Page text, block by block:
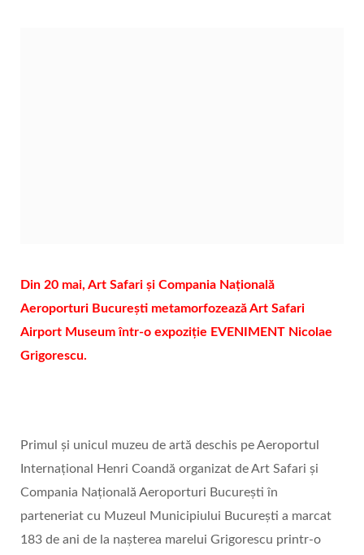
Din 20 mai, Art Safari și Compania Națională
Aeroporturi București metamorfozează Art Safari
Airport Museum într-o expoziție EVENIMENT Nicolae
Grigorescu.
Primul și unicul muzeu de artă deschis pe Aeroportul
Internațional Henri Coandă organizat de Art Safari și
Compania Națională Aeroporturi București în
parteneriat cu Muzeul Municipiului București a marcat
183 de ani de la nașterea marelui Grigorescu printr-o